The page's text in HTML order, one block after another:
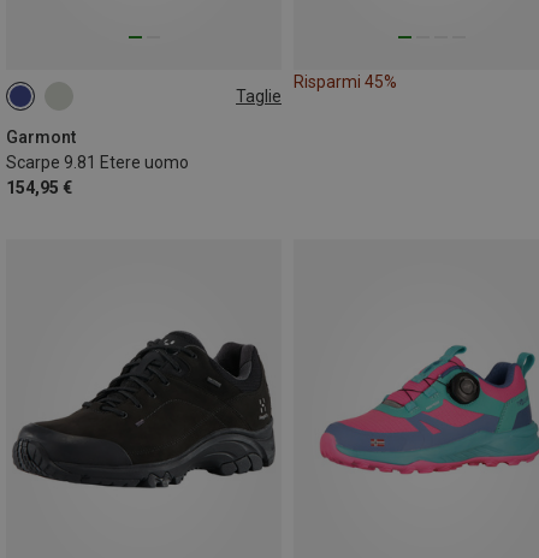
Taglie
Garmont
Scarpe 9.81 Etere uomo
154,95 €
Risparmi 45%